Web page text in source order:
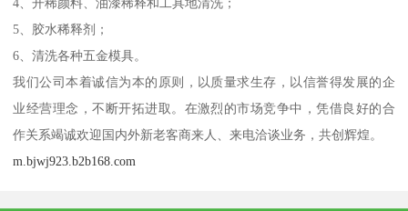
5、胶水稀释剂；
6、清洗各种五金模具。
我们公司本着诚信为本的原则，以质量求生存，以信誉得发展的企
业经营理念，不断开拓进取。在激烈的市场竞争中，凭借良好的合
作关系竭诚欢迎国内外新老客商来人、来电洽谈业务，共创辉煌。
m.bjwj923.b2b168.com